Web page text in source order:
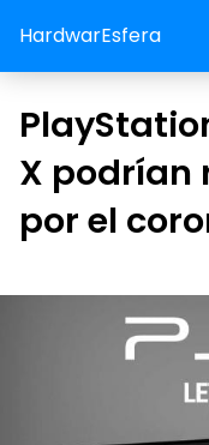
HardwarEsfera
X podrían
por el